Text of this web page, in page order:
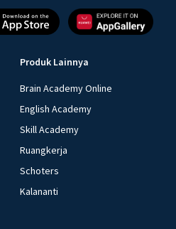
Produk Lainnya
Brain Academy Online
English Academy
Skill Academy
Ruangkerja
Schoters
Kalananti